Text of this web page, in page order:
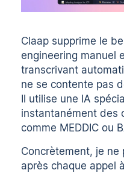
Claap supprime le
engineering manuel
transcrivant
ne se contente pas
Il utilise une IA
instantanément des
comme MEDDIC ou
Concrètement, je
après chaque appel